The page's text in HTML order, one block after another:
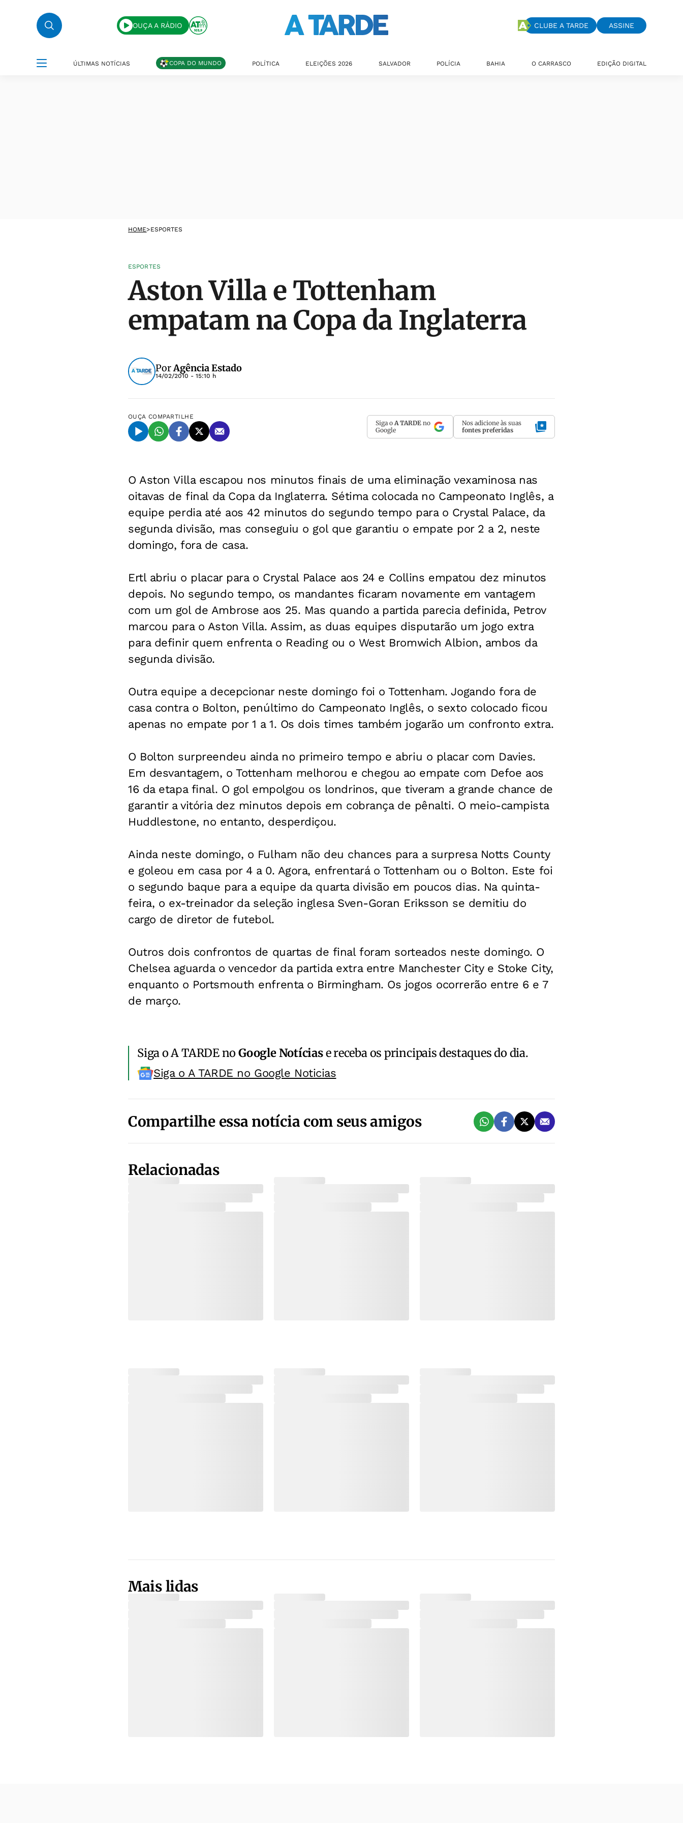
OUÇA A RÁDIO CLUBE A TARDE ASSINE
ÚLTIMAS NOTÍCIAS COPA DO MUNDO POLÍTICA ELEIÇÕES 2026 SALVADOR POLÍCIA BAHIA O CARRASCO EDIÇÃO DIGITAL
HOME>ESPORTES
ESPORTES
Aston Villa e Tottenham
empatam na Copa da Inglaterra
PorAgência Estado
14/02/2010 - 15:10 h
OUÇA COMPARTILHE
Siga o A TARDE no
Google
Nos adicione às suas
fontes preferidas
O Aston Villa escapou nos minutos finais de uma eliminação vexaminosa nas
oitavas de final da Copa da Inglaterra. Sétima colocada no Campeonato Inglês, a
equipe perdia até aos 42 minutos do segundo tempo para o Crystal Palace, da
segunda divisão, mas conseguiu o gol que garantiu o empate por 2 a 2, neste
domingo, fora de casa.
Ertl abriu o placar para o Crystal Palace aos 24 e Collins empatou dez minutos
depois. No segundo tempo, os mandantes ficaram novamente em vantagem
com um gol de Ambrose aos 25. Mas quando a partida parecia definida, Petrov
marcou para o Aston Villa. Assim, as duas equipes disputarão um jogo extra
para definir quem enfrenta o Reading ou o West Bromwich Albion, ambos da
segunda divisão.
Outra equipe a decepcionar neste domingo foi o Tottenham. Jogando fora de
casa contra o Bolton, penúltimo do Campeonato Inglês, o sexto colocado ficou
apenas no empate por 1 a 1. Os dois times também jogarão um confronto extra.
O Bolton surpreendeu ainda no primeiro tempo e abriu o placar com Davies.
Em desvantagem, o Tottenham melhorou e chegou ao empate com Defoe aos
16 da etapa final. O gol empolgou os londrinos, que tiveram a grande chance de
garantir a vitória dez minutos depois em cobrança de pênalti. O meio-campista
Huddlestone, no entanto, desperdiçou.
Ainda neste domingo, o Fulham não deu chances para a surpresa Notts County
e goleou em casa por 4 a 0. Agora, enfrentará o Tottenham ou o Bolton. Este foi
o segundo baque para a equipe da quarta divisão em poucos dias. Na quinta-
feira, o ex-treinador da seleção inglesa Sven-Goran Eriksson se demitiu do
cargo de diretor de futebol.
Outros dois confrontos de quartas de final foram sorteados neste domingo. O
Chelsea aguarda o vencedor da partida extra entre Manchester City e Stoke City,
enquanto o Portsmouth enfrenta o Birmingham. Os jogos ocorrerão entre 6 e 7
de março.
Siga o A TARDE noGoogle Notíciase receba os principais destaques do dia.
Siga o A TARDE no Google Noticias
Compartilhe essa notícia com seus amigos
Relacionadas
Mais lidas